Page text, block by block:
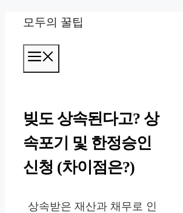
모두의 꿀팁
빚도 상속된다고? 상
속포기 및 한정승인
신청 (차이점은?)
상속받은 재산과 채무로 인